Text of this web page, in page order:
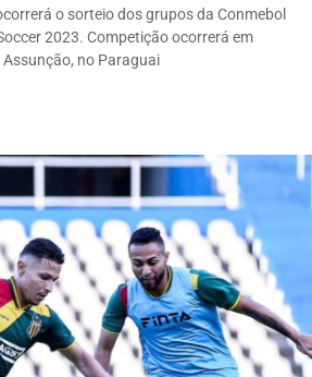
o sorteio dos grupos da Conmebol
2023. Competição ocorrerá em
no Paraguai